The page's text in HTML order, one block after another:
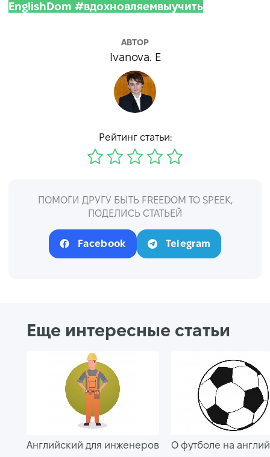
EnglishDom #вдохновляемвыучить
АВТОР
Ivanova. E
Рейтинг статьи:
ПОМОГИ ДРУГУ БЫТЬ FREEDOM TO SPEEK,
ПОДЕЛИСЬ СТАТЬЕЙ
Facebook Telegram
Еще интересные статьи
Английский для инженеров О футболе на